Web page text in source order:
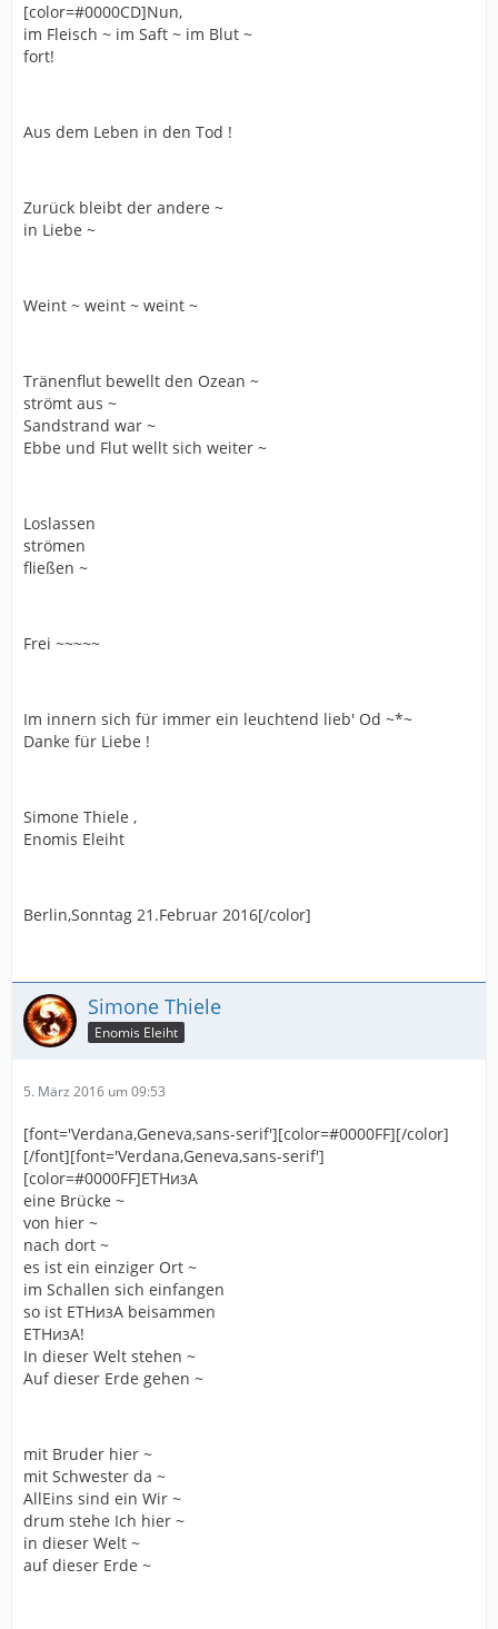
[color=#0000CD]Nun,
im Fleisch ~ im Saft ~ im Blut ~
fort!
Aus dem Leben in den Tod !
Zurück bleibt der andere ~
in Liebe ~
Weint ~ weint ~ weint ~
Tränenflut bewellt den Ozean ~
strömt aus ~
Sandstrand war ~
Ebbe und Flut wellt sich weiter ~
Loslassen
strömen
fließen ~
Frei ~~~~~
Im innern sich für immer ein leuchtend lieb' Od ~*~
Danke für Liebe !
Simone Thiele ,
Enomis Eleiht
Berlin,Sonntag 21.Februar 2016[/color]
Simone Thiele
Enomis Eleiht
5. März 2016 um 09:53
[font='Verdana,Geneva,sans-serif'][color=#0000FF][/color]
[/font][font='Verdana,Geneva,sans-serif']
[color=#0000FF]ETHизA
eine Brücke ~
von hier ~
nach dort ~
es ist ein einziger Ort ~
im Schallen sich einfangen
so ist ETHизA beisammen
ETHизA!
In dieser Welt stehen ~
Auf dieser Erde gehen ~
mit Bruder hier ~
mit Schwester da ~
AllEins sind ein Wir ~
drum stehe Ich hier ~
in dieser Welt ~
auf dieser Erde ~